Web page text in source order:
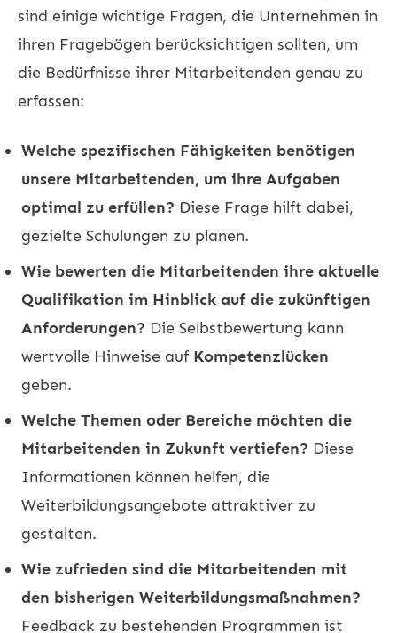
sind einige wichtige Fragen, die Unternehmen in
ihren Fragebögen berücksichtigen sollten, um
die Bedürfnisse ihrer Mitarbeitenden genau zu
erfassen:
Welche spezifischen Fähigkeiten benötigen
unsere Mitarbeitenden, um ihre Aufgaben
optimal zu erfüllen? Diese Frage hilft dabei,
gezielte Schulungen zu planen.
Wie bewerten die Mitarbeitenden ihre aktuelle
Qualifikation im Hinblick auf die zukünftigen
Anforderungen? Die Selbstbewertung kann
wertvolle Hinweise auf Kompetenzlücken
geben.
Welche Themen oder Bereiche möchten die
Mitarbeitenden in Zukunft vertiefen? Diese
Informationen können helfen, die
Weiterbildungsangebote attraktiver zu
gestalten.
Wie zufrieden sind die Mitarbeitenden mit
den bisherigen Weiterbildungsmaßnahmen?
Feedback zu bestehenden Programmen ist